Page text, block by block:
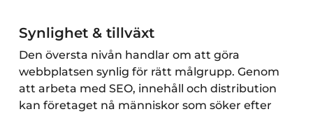
Synlighet & tillväxt
Den översta nivån handlar om att göra
webbplatsen synlig för rätt målgrupp. Genom
att arbeta med SEO, innehåll och distribution
kan företaget nå människor som söker efter